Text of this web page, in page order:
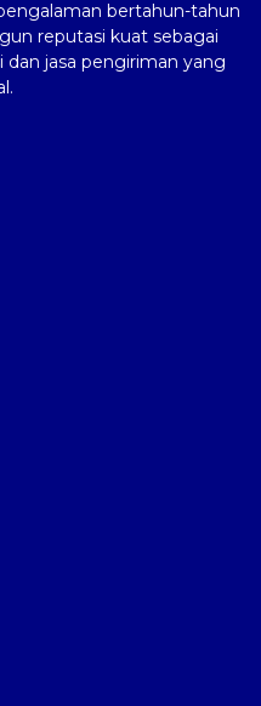
bertahun-tahun
reputasi kuat sebagai
dan jasa pengiriman yang